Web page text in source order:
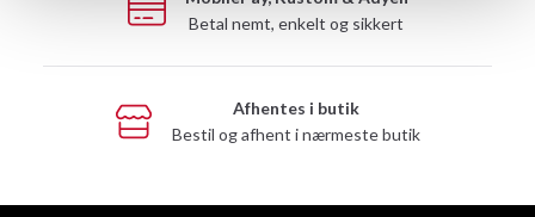
Betal nemt, enkelt og sikkert
Afhentes i butik
Bestil og afhent i nærmeste butik